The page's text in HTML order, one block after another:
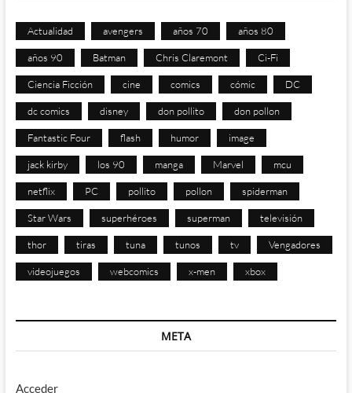
Actualidad avengers años 70 años 80
años 90 Batman Chris Claremont Ci-Fi
Ciencia Ficción cine comics cómic DC
dc comics disney don pollito don pollon
Fantastic Four flash humor image
jack kirby los 90 manga Marvel mcu
netflix PC pollito pollon spiderman
Star Wars superhéroes superman televisión
thor tiras tuna tunos tv Vengadores
videojuegos webcomics x-men xbox
META
Acceder